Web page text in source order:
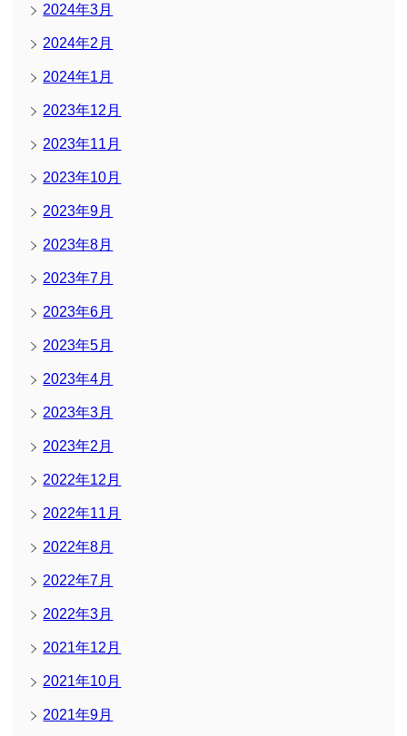
2024年3月
2024年2月
2024年1月
2023年12月
2023年11月
2023年10月
2023年9月
2023年8月
2023年7月
2023年6月
2023年5月
2023年4月
2023年3月
2023年2月
2022年12月
2022年11月
2022年8月
2022年7月
2022年3月
2021年12月
2021年10月
2021年9月